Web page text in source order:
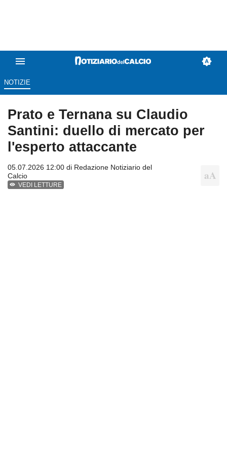
NOTIZIE
Prato e Ternana su Claudio
Santini: duello di mercato per
l'esperto attaccante
05.07.2026 12:00 di Redazione Notiziario del
Calcio
VEDI LETTURE